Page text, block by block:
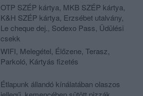
OTP SZÉP kártya, MKB SZÉP kártya,
K&H SZÉP kártya, Erzsébet utalvány,
Le cheque dej., Sodexo Pass, Üdülési
csekk
WIFI, Melegétel, Élőzene, Terasz,
Parkoló, Kártyás fizetés
Étlapunk állandó kínálatában olaszos